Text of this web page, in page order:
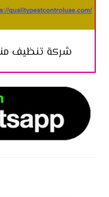
شركة تنظيف منازل